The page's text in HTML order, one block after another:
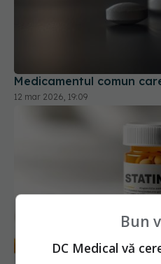
Tratamentul timpuriu cu
înceapă prevenția și ce
Bun
DC Medical vă